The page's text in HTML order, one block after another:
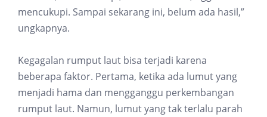
mencukupi. Sampai sekarang ini, belum ada hasil,”
ungkapnya.
Kegagalan rumput laut bisa terjadi karena
beberapa faktor. Pertama, ketika ada lumut yang
menjadi hama dan mengganggu perkembangan
rumput laut. Namun, lumut yang tak terlalu parah